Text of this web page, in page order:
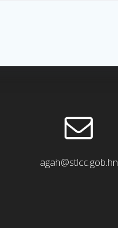
agah@stlcc.gob.hn